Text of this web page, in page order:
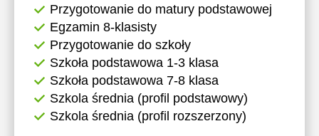
Przygotowanie do matury podstawowej
Egzamin 8-klasisty
Przygotowanie do szkoły
Szkoła podstawowa 1-3 klasa
Szkoła podstawowa 7-8 klasa
Szkola średnia (profil podstawowy)
Szkola średnia (profil rozszerzony)